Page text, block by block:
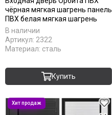
чёрная мягкая шагрень панель
ПВХ белая мягкая шагрень
В наличии
Артикул: 2322
Материал: сталь
Купить